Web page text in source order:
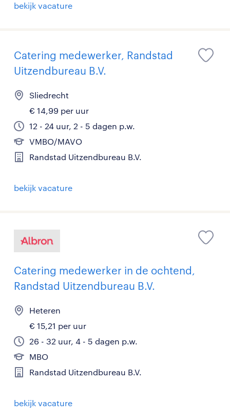
bekijk vacature
Catering medewerker, Randstad
Uitzendbureau B.V.
Sliedrecht
€ 14,99 per uur
12 - 24 uur, 2 - 5 dagen p.w.
VMBO/MAVO
Randstad Uitzendbureau B.V.
bekijk vacature
Catering medewerker in de ochtend,
Randstad Uitzendbureau B.V.
Heteren
€ 15,21 per uur
26 - 32 uur, 4 - 5 dagen p.w.
MBO
Randstad Uitzendbureau B.V.
bekijk vacature